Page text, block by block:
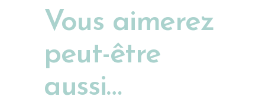
Vous aimerez
peut-être
aussi…